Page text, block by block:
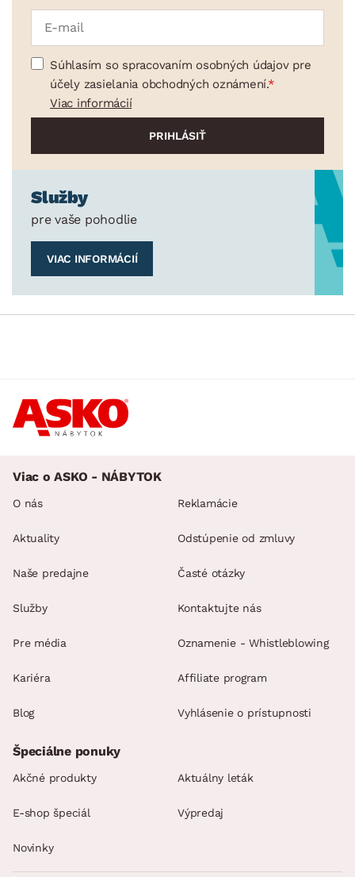
Súhlasím so spracovaním osobných údajov pre
účely zasielania obchodných oznámení.
Viac informácií
Služby
pre vaše pohodlie
VIAC INFORMÁCIÍ
Viac o ASKO - NÁBYTOK
O nás
Aktuality
Naše predajne
Služby
Pre média
Kariéra
Blog
Reklamácie
Odstúpenie od zmluvy
Časté otázky
Kontaktujte nás
Oznamenie - Whistleblowing
Affiliate program
Vyhlásenie o prístupnosti
Špeciálne ponuky
Akčné produkty Aktuálny leták
E-shop špeciál Výpredaj
Novinky